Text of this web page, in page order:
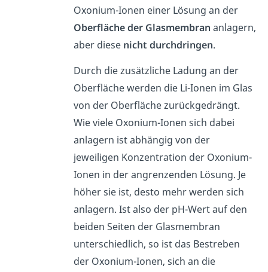
Oxonium-Ionen einer Lösung an der
Oberfläche der Glasmembran anlagern,
aber diesenicht durchdringen.
Durch die zusätzliche Ladung an der
Oberfläche werden die Li-Ionen im Glas
von der Oberfläche zurückgedrängt.
Wie viele Oxonium-Ionen sich dabei
anlagern ist abhängig von der
jeweiligen Konzentration der Oxonium-
Ionen in der angrenzenden Lösung. Je
höher sie ist, desto mehr werden sich
anlagern. Ist also der pH-Wert auf den
beiden Seiten der Glasmembran
unterschiedlich, so ist das Bestreben
der Oxonium-Ionen, sich an die